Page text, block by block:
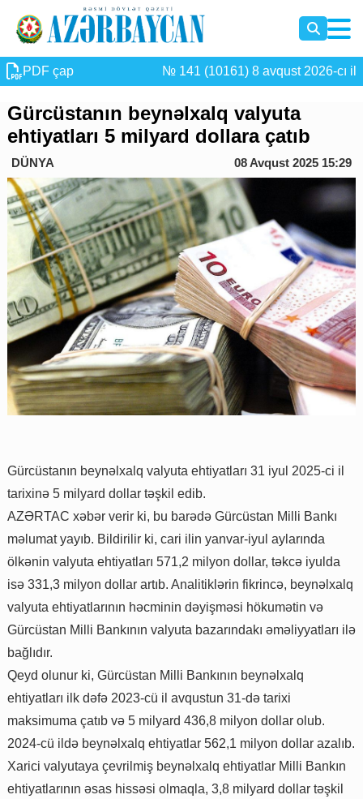
PDF çap № 141 (10161) 8 avqust 2026-cı il
Gürcüstanın beynəlxalq valyuta
ehtiyatları 5 milyard dollara çatıb
DÜNYA 08 Avqust 2025 15:29
Gürcüstanın beynəlxalq valyuta ehtiyatları 31 iyul 2025-ci il
tarixinə 5 milyard dollar təşkil edib.
AZƏRTAC xəbər verir ki, bu barədə Gürcüstan Milli Bankı
məlumat yayıb. Bildirilir ki, cari ilin yanvar-iyul aylarında
ölkənin valyuta ehtiyatları 571,2 milyon dollar, təkcə iyulda
isə 331,3 milyon dollar artıb. Analitiklərin fikrincə, beynəlxalq
valyuta ehtiyatlarının həcminin dəyişməsi hökumətin və
Gürcüstan Milli Bankının valyuta bazarındakı əməliyyatları ilə
bağlıdır.
Qeyd olunur ki, Gürcüstan Milli Bankının beynəlxalq
ehtiyatları ilk dəfə 2023-cü il avqustun 31-də tarixi
maksimuma çatıb və 5 milyard 436,8 milyon dollar olub.
2024-cü ildə beynəlxalq ehtiyatlar 562,1 milyon dollar azalıb.
Xarici valyutaya çevrilmiş beynəlxalq ehtiyatlar Milli Bankın
ehtiyatlarının əsas hissəsi olmaqla, 3,8 milyard dollar təşkil